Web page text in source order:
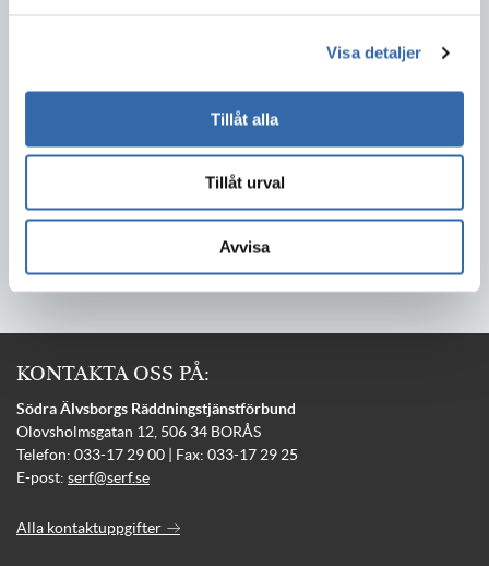
Visa detaljer
Tillåt alla
Tillåt urval
Avvisa
KONTAKTA OSS PÅ:
Södra Älvsborgs Räddningstjänstförbund
Olovsholmsgatan 12, 506 34 BORÅS
Telefon: 033-17 29 00 | Fax: 033-17 29 25
E-post: serf@serf.se
Alla kontaktuppgifter